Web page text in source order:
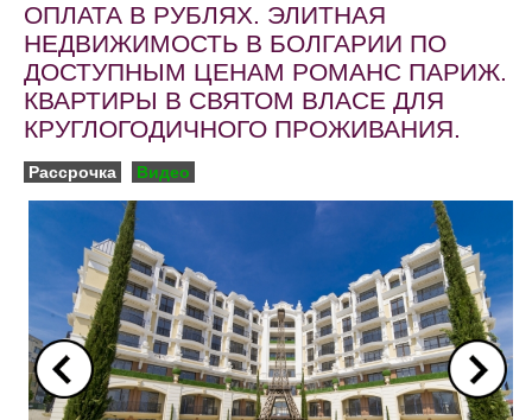
ОПЛАТА В РУБЛЯХ. ЭЛИТНАЯ
НЕДВИЖИМОСТЬ В БОЛГАРИИ ПО
ДОСТУПНЫМ ЦЕНАМ РОМАНС ПАРИЖ.
КВАРТИРЫ В СВЯТОМ ВЛАСЕ ДЛЯ
КРУГЛОГОДИЧНОГО ПРОЖИВАНИЯ.
Рассрочка Видео